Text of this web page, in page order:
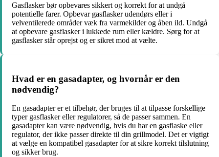
Gasflasker bør opbevares sikkert og korrekt for at undgå
potentielle farer. Opbevar gasflasker udendørs eller i
velventilerede områder væk fra varmekilder og åben ild. Undgå
at opbevare gasflasker i lukkede rum eller kældre. Sørg for at
gasflasker står oprejst og er sikret mod at vælte.
Hvad er en gasadapter, og hvornår er den
nødvendig?
En gasadapter er et tilbehør, der bruges til at tilpasse forskellige
typer gasflasker eller regulatorer, så de passer sammen. En
gasadapter kan være nødvendig, hvis du har en gasflaske eller
regulator, der ikke passer direkte til din grillmodel. Det er vigtigt
at vælge en kompatibel gasadapter for at sikre korrekt tilslutning
og sikker brug.